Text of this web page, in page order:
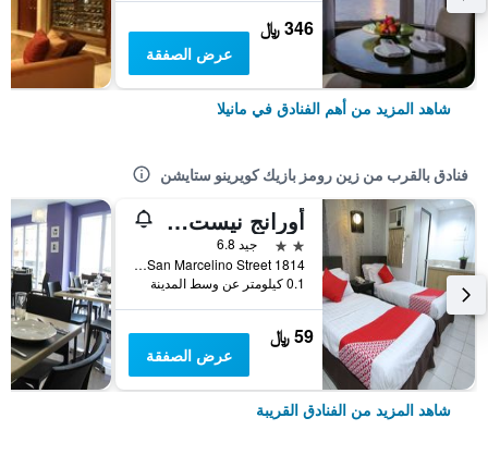
346 ﷼
عرض الصفقة
شاهد المزيد من أهم الفنادق في مانيلا
فنادق بالقرب من زين رومز بازيك كويرينو ستايشن
أورانج نيست هوتل
2 نجمتين
جيد 6.8
1814 San Marcelino Street, مانيلا, الفلبين
0.1 كيلومتر عن وسط المدينة
59 ﷼
عرض الصفقة
شاهد المزيد من الفنادق القريبة